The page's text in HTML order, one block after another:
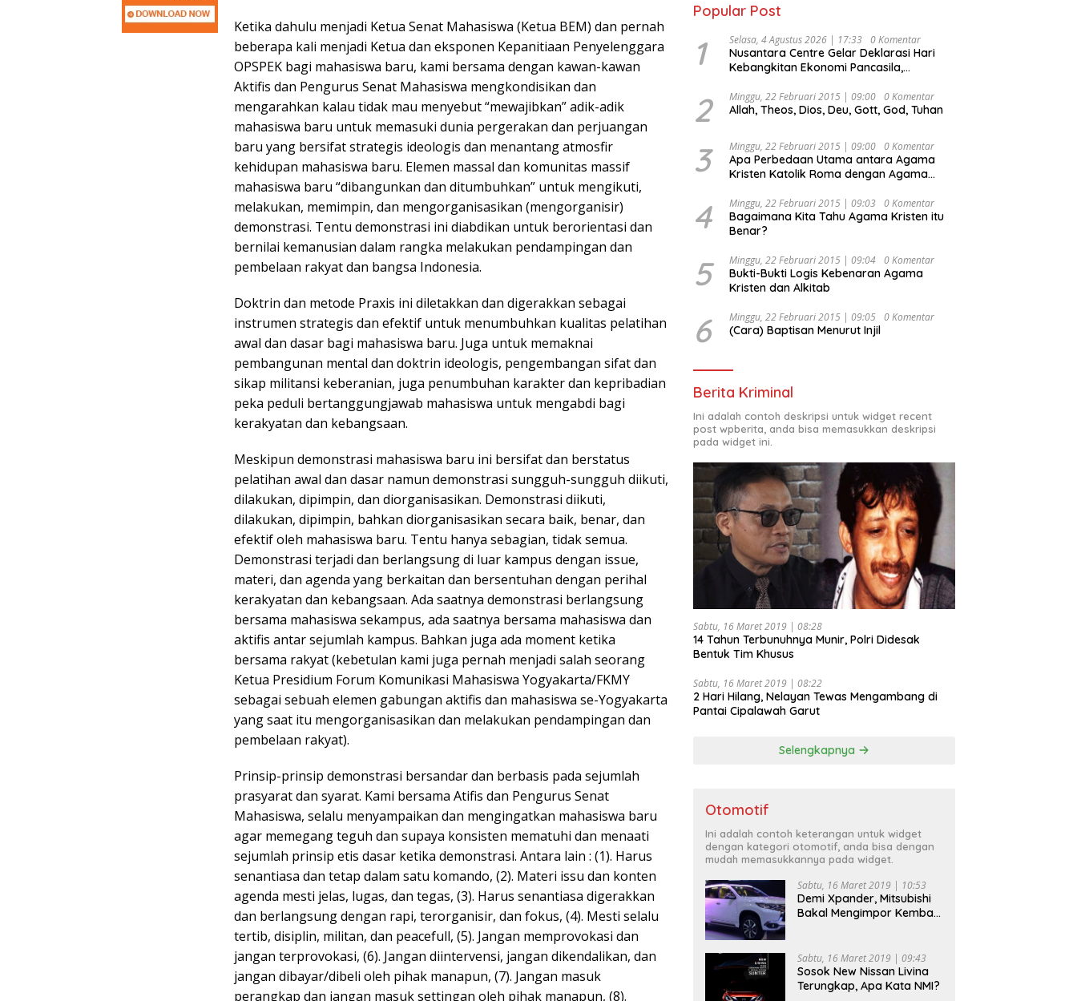
Ketika dahulu menjadi Ketua Senat Mahasiswa (Ketua BEM) dan pernah
beberapa kali menjadi Ketua dan eksponen Kepanitiaan Penyelenggara
OPSPEK bagi mahasiswa baru, kami bersama dengan kawan-kawan
Aktifis dan Pengurus Senat Mahasiswa mengkondisikan dan
mengarahkan kalau tidak mau menyebut “mewajibkan” adik-adik
mahasiswa baru untuk memasuki dunia pergerakan dan perjuangan
baru yang bersifat strategis ideologis dan menantang atmosfir
kehidupan mahasiswa baru. Elemen massal dan komunitas massif
mahasiswa baru “dibangunkan dan ditumbuhkan” untuk mengikuti,
melakukan, memimpin, dan mengorganisasikan (mengorganisir)
demonstrasi. Tentu demonstrasi ini diabdikan untuk berorientasi dan
bernilai kemanusian dalam rangka melakukan pendampingan dan
pembelaan rakyat dan bangsa Indonesia.
Doktrin dan metode Praxis ini diletakkan dan digerakkan sebagai
instrumen strategis dan efektif untuk menumbuhkan kualitas pelatihan
awal dan dasar bagi mahasiswa baru. Juga untuk memaknai
pembangunan mental dan doktrin ideologis, pengembangan sifat dan
sikap militansi keberanian, juga penumbuhan karakter dan kepribadian
peka peduli bertanggungjawab mahasiswa untuk mengabdi bagi
kerakyatan dan kebangsaan.
Meskipun demonstrasi mahasiswa baru ini bersifat dan berstatus
pelatihan awal dan dasar namun demonstrasi sungguh-sungguh diikuti,
dilakukan, dipimpin, dan diorganisasikan. Demonstrasi diikuti,
dilakukan, dipimpin, bahkan diorganisasikan secara baik, benar, dan
efektif oleh mahasiswa baru. Tentu hanya sebagian, tidak semua.
Demonstrasi terjadi dan berlangsung di luar kampus dengan issue,
materi, dan agenda yang berkaitan dan bersentuhan dengan perihal
kerakyatan dan kebangsaan. Ada saatnya demonstrasi berlangsung
bersama mahasiswa sekampus, ada saatnya bersama mahasiswa dan
aktifis antar sejumlah kampus. Bahkan juga ada moment ketika
bersama rakyat (kebetulan kami juga pernah menjadi salah seorang
Ketua Presidium Forum Komunikasi Mahasiswa Yogyakarta/FKMY
sebagai sebuah elemen gabungan aktifis dan mahasiswa se-Yogyakarta
yang saat itu mengorganisasikan dan melakukan pendampingan dan
pembelaan rakyat).
Prinsip-prinsip demonstrasi bersandar dan berbasis pada sejumlah
prasyarat dan syarat. Kami bersama Atifis dan Pengurus Senat
Mahasiswa, selalu menyampaikan dan mengingatkan mahasiswa baru
agar memegang teguh dan supaya konsisten mematuhi dan menaati
sejumlah prinsip etis dasar ketika demonstrasi. Antara lain : (1). Harus
senantiasa dan tetap dalam satu komando, (2). Materi issu dan konten
agenda mesti jelas, lugas, dan tegas, (3). Harus senantiasa digerakkan
dan berlangsung dengan rapi, terorganisir, dan fokus, (4). Mesti selalu
tertib, disiplin, militan, dan peacefull, (5). Jangan memprovokasi dan
jangan terprovokasi, (6). Jangan diintervensi, jangan dikendalikan, dan
jangan dibayar/dibeli oleh pihak manapun, (7). Jangan masuk
perangkap dan jangan masuk settingan oleh pihak manapun, (8).
Popular Post
1 Selasa, 4 Agustus 2026 | 17:33 0 Komentar
Nusantara Centre Gelar Deklarasi Hari
Kebangkitan Ekonomi Pancasila,
Djojohadikusumo Anti Penjajahan
(Pergolakan Ekonomi Politik Indonesia) &
Undang Perekonomian Nasional dan
Kesejahteraan Sosial dalam Menata
Bangsa Menuju Indonesia Emas 2045”,
2 Minggu, 22 Februari 2015 | 09:00 0 Komentar
Allah, Theos, Dios, Deu, Gott, God, Tuhan
3 Minggu, 22 Februari 2015 | 09:00 0 Komentar
Apa Perbedaan Utama antara Agama
Kristen Katolik Roma dengan Agama
4 Minggu, 22 Februari 2015 | 09:03 0 Komentar
Bagaimana Kita Tahu Agama Kristen itu
Benar?
5 Minggu, 22 Februari 2015 | 09:04 0 Komentar
Bukti-Bukti Logis Kebenaran Agama
Kristen dan Alkitab
6 Minggu, 22 Februari 2015 | 09:05 0 Komentar
(Cara) Baptisan Menurut Injil
Berita Kriminal
Ini adalah contoh deskripsi untuk widget recent
post wpberita, anda bisa memasukkan deskripsi
pada widget ini.
Sabtu, 16 Maret 2019 | 08:28
14 Tahun Terbunuhnya Munir, Polri Didesak
Bentuk Tim Khusus
Sabtu, 16 Maret 2019 | 08:22
2 Hari Hilang, Nelayan Tewas Mengambang di
Pantai Cipalawah Garut
Selengkapnya
Otomotif
Ini adalah contoh keterangan untuk widget
dengan kategori otomotif, anda bisa dengan
mudah memasukkannya pada widget.
Sabtu, 16 Maret 2019 | 10:53
Demi Xpander, Mitsubishi
Bakal Mengimpor Kembali
Sabtu, 16 Maret 2019 | 09:43
Sosok New Nissan Livina
Terungkap, Apa Kata NMI?